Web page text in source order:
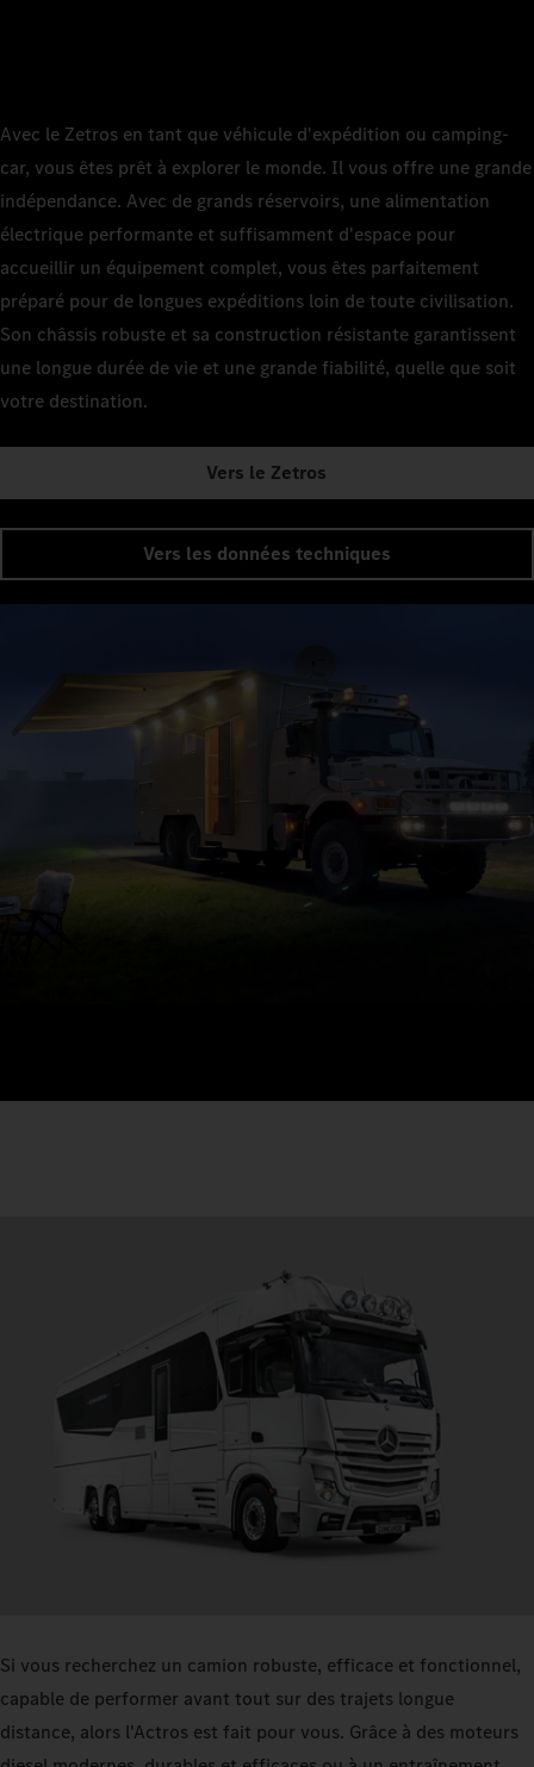
Avec le Zetros en tant que véhicule d'expédition ou camping-
car, vous êtes prêt à explorer le monde. Il vous offre une grande
indépendance. Avec de grands réservoirs, une alimentation
électrique performante et suffisamment d'espace pour
accueillir un équipement complet, vous êtes parfaitement
préparé pour de longues expéditions loin de toute civilisation.
Son châssis robuste et sa construction résistante garantissent
une longue durée de vie et une grande fiabilité, quelle que soit
votre destination.
Vers le Zetros
Vers les données techniques
Si vous recherchez un camion robuste, efficace et fonctionnel,
capable de performer avant tout sur des trajets longue
distance, alors l'Actros est fait pour vous. Grâce à des moteurs